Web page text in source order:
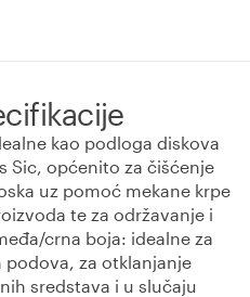
kao podloga diskova
Sic, općenito za čišćenje
uz pomoć mekane krpe
te za održavanje i
crna boja: idealne za
za otklanjanje
sredstava i u slučaju